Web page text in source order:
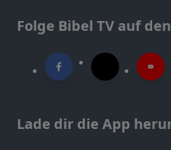
Folge Bibel TV auf
Lade dir die App